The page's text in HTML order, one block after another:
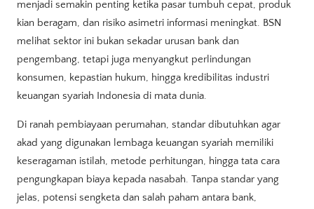
menjadi semakin penting ketika pasar tumbuh cepat, produk
kian beragam, dan risiko asimetri informasi meningkat. BSN
melihat sektor ini bukan sekadar urusan bank dan
pengembang, tetapi juga menyangkut perlindungan
konsumen, kepastian hukum, hingga kredibilitas industri
keuangan syariah Indonesia di mata dunia.
Di ranah pembiayaan perumahan, standar dibutuhkan agar
akad yang digunakan lembaga keuangan syariah memiliki
keseragaman istilah, metode perhitungan, hingga tata cara
pengungkapan biaya kepada nasabah. Tanpa standar yang
jelas, potensi sengketa dan salah paham antara bank,